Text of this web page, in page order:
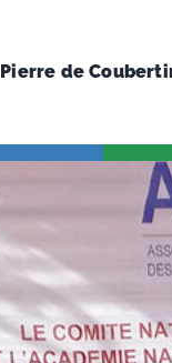
Pierre de